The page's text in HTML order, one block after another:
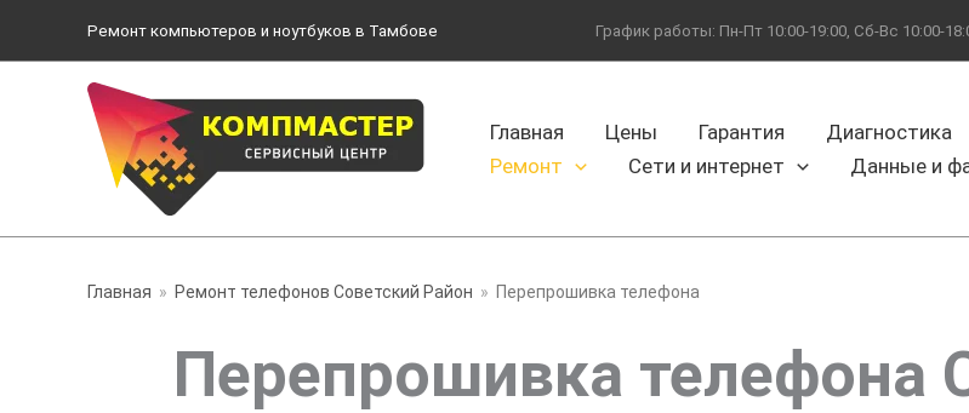
содержимому
Ремонт компьютеров и ноутбуков в Тамбове График работы: Пн-Пт 10:00-19:00, Сб-Вс 10:00-
Главная Цены Гарантия Диагностика
Ремонт
Сети и интернет Данные и
Главная Ремонт телефонов Советский Район Перепрошивка телефона
Перепрошивка телефона